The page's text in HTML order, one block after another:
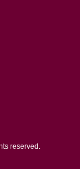
reserved.